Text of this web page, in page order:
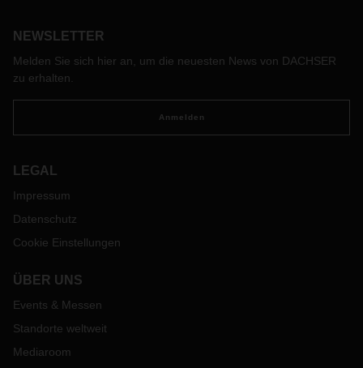
NEWSLETTER
Melden Sie sich hier an, um die neuesten News von DACHSER
zu erhalten.
Anmelden
LEGAL
Impressum
Datenschutz
Cookie Einstellungen
ÜBER UNS
Events & Messen
Standorte weltweit
Mediaroom